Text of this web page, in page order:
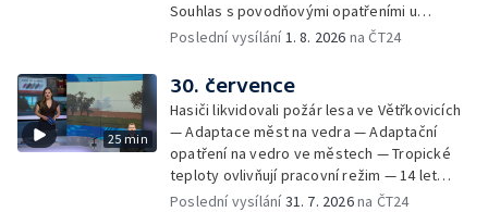
Souhlas s povodňovými opatřeními u
Troubek — Opravy Rudné omezí dopravu —
počasí na následující dny — Vedra táhnou na
chladnější místa — Hasiči lokalizovali požár
lesa na Opavsku — Požáry zemědělské
techniky na Olomoucku — Dva roky od
požáru škol v Českém Těšíně — Výstava
Sladké vzpomínky Opavska
Poslední vysílání1. 8. 2026 na ČT24
25 min
30. července
Hasiči likvidovali požár lesa ve Větřkovicích
— Adaptace měst na vedra — Adaptační
opatření na vedro ve městech — Tropické
teploty ovlivňují pracovní režim — 14 let
vězení za vraždu ženy ve Staříči/ —
Poslední vysílání31. 7. 2026na ČT24